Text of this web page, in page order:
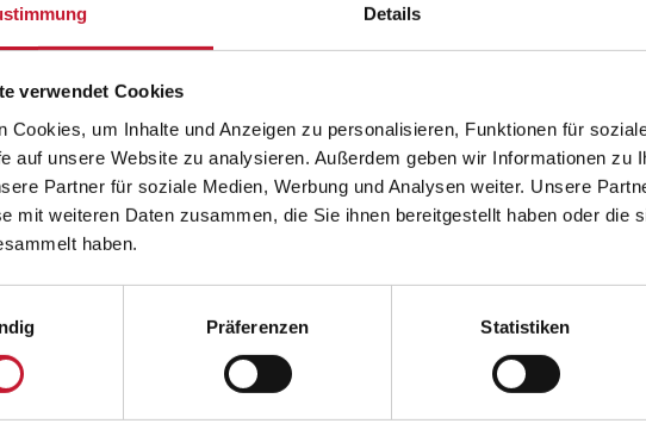
Details
verwendet Cookies
Cookies, um Inhalte und Anzeigen zu personalisieren, Funktionen für
auf unsere Website zu analysieren. Außerdem geben wir Informationen zu
Partner für soziale Medien, Werbung und Analysen weiter. Unsere
mit weiteren Daten zusammen, die Sie ihnen bereitgestellt haben oder die
haben.
Präferenzen Statistiken
JETZT ANMELDEN
Ziel